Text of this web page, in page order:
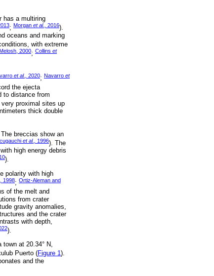
has a multiring
; Morgan et al., 2016).
oceans and marking
with extreme
2000; Collins et
et al., 2020; Navarro et
the ejecta
to distance from
very proximal sites up
thick double
breccias show an
et al., 1996). The
high energy debris
).
polarity with high
1998; Ortiz-Aleman and
of the melt and
from crater
gravity anomalies,
and the crater
with depth,
).
at 20.34° N,
Puerto (Figure 1).
and the